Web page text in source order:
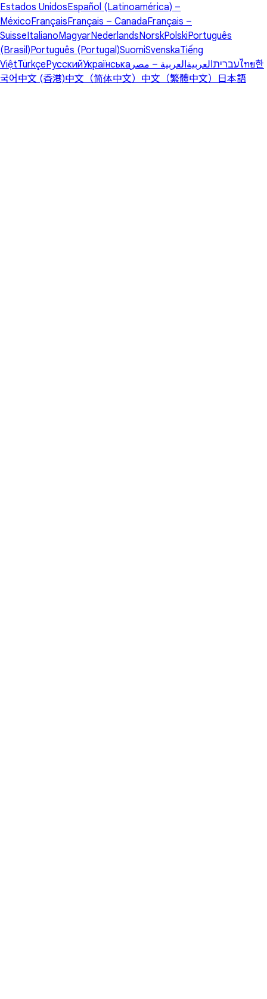
Estados UnidosEspañol (Latinoamérica) –
MéxicoFrançaisFrançais – CanadaFrançais –
SuisseItalianoMagyarNederlandsNorskPolskiPortuguês
(Brasil)Português (Portugal)SuomiSvenskaTiếng
ViệtTürkçeРусскийУкраїнська עבריתالعربيةالعربية – مصر ไทย한
국어 中文 (香港)中文（简体中文） 中文（繁體中文） 日本語